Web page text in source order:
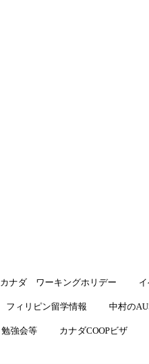
カナダ ワーキングホリデー
フィリピン留学情報 中村の
強会等 カナダCOOPビザ